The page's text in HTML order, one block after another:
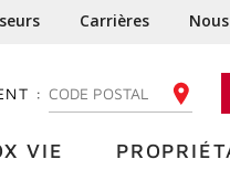
Carrières
: ENTREZ VOTRE CODE
VIE